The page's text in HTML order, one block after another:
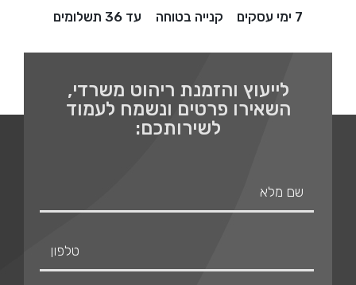
7 ימי עסקים קנייה בטוחה עד 36 תשלומים
לייעוץ והזמנת ריהוט משרדי,
השאירו פרטים ונשמח לעמוד
לשירותכם: